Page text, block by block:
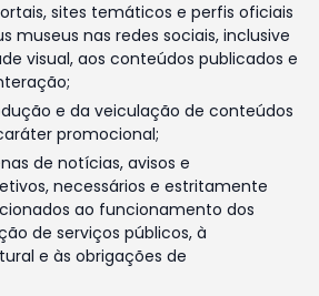
sites temáticos e perfis oficiais
museus nas redes sociais, inclusive
visual, aos conteúdos publicados e
e da veiculação de conteúdos
promocional;
de notícias, avisos e
necessários e estritamente
ao funcionamento dos
de serviços públicos, à
e às obrigações de